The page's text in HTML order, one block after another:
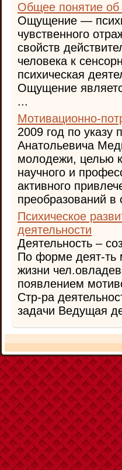
Общее понятие
Ощущение —
чувственного
свойств
человека к
психическая
Ощущение
...
Мотивационно-
2009 год по указу
Анатольевича
молодежи, целью
научного и
активного
преобразований в
Психическое
деятельности
Деятельность –
По форме деят-ть
жизни
появлением
Стр-ра
задачи Ведущая